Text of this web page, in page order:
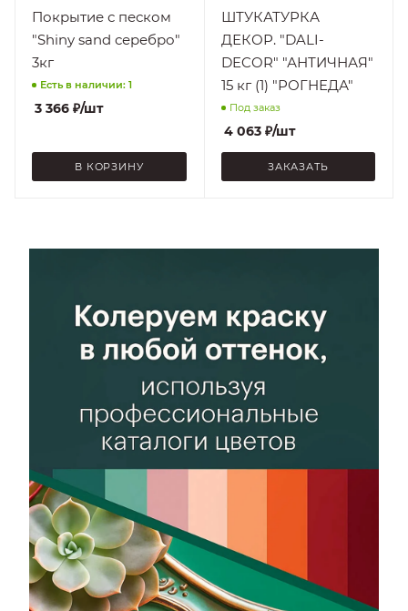
Покрытие с песком
"Shiny sand серебро"
3кг
Есть в наличии: 1
3 366 ₽/шт
В КОРЗИНУ
подготовленную
поверхность, При
плюсовых
температурах
ШТУКАТУРКА
ДЕКОР. "DALI-
DECOR" "АНТИЧНАЯ"
15 кг (1) "РОГНЕДА"
Под заказ
4 063₽/шт
ЗАКАЗАТЬ